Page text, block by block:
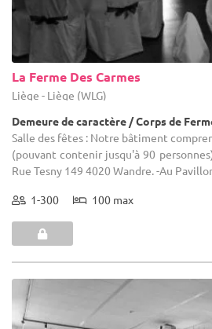
La Ferme Des Carmes
Liège - Liège (WLG)
Demeure de caractère / Corps de
Salle des fêtes : Notre bâtiment
(pouvant contenir jusqu'à 90
Rue Tesny 149 4020 Wandre. -Au
1-300 100 max